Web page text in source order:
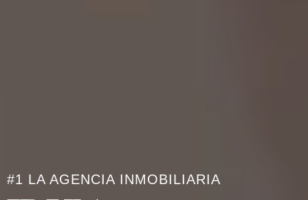
#1 LA AGENCIA INMOBILIARIA